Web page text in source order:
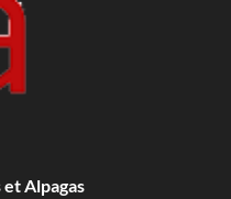
et Alpagas